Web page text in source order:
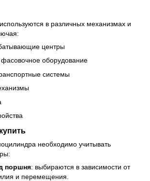
в различных механизмах и
центры
оборудование
системы
необходимо учитывать
поршня: выбираются в зависимости от
и перемещения.